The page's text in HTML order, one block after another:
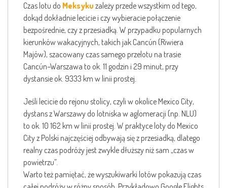
Czas lotu do Meksyku zależy przede wszystkim od tego,
dokąd dokładnie lecicie i czy wybieracie połączenie
bezpośrednie, czy z przesiadką. W przypadku popularnych
kierunków wakacyjnych, takich jak Cancún (Riwiera
Majów), szacowany czas samego przelotu na trasie
Cancún–Warszawa to ok. 11 godzin i 29 minut, przy
dystansie ok. 9333 km w linii prostej.
Jeśli lecicie do rejonu stolicy, czyli w okolice Mexico City,
dystans z Warszawy do lotniska w aglomeracji (np. NLU)
to ok. 10 162 km w linii prostej. W praktyce loty do Mexico
City z Polski najczęściej odbywają się z przesiadką, dlatego
realny czas podróży jest zwykle dłuższy niż sam „czas w
powietrzu”.
Warto też pamiętać, że wyszukiwarki lotów pokazują czas